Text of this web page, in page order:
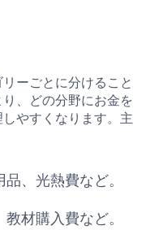
ーごとに分けること
、どの分野にお金を
やすくなります。主
、光熱費など。
材購入費など。